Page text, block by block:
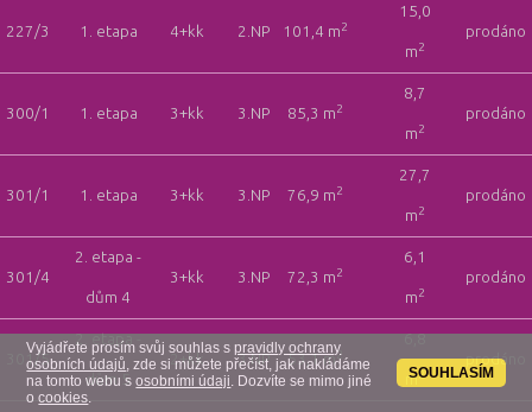
Vyjádřete prosím svůj souhlas spravidly ochrany
osobních údajů, zde si můžete přečíst, jak nakládáme
na tomto webu sosobními údaji. Dozvíte se mimo jiné
ocookies.
SOUHLASÍM
227/3 1. etapa 4+kk 2.NP 101,4 m2
15,0
m2
prodáno
300/1 1. etapa 3+kk 3.NP 85,3 m2
8,7
m2
prodáno
301/1 1. etapa 3+kk 3.NP 76,9 m2
27,7
m2
prodáno
301/4
2. etapa -
dům 4
3+kk 3.NP 72,3 m2
6,1
m2
prodáno
301/5
2. etapa -
dům 5
2+kk 3.NP 53,1 m2
6,8
m2
prodáno